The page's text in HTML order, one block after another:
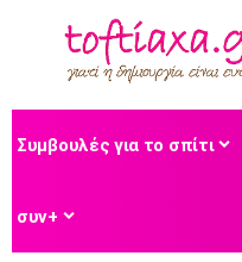
Συμβουλές για το σπίτι
συν+